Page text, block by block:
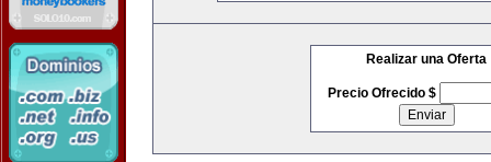
Realizar una Oferta
Precio Ofrecido $